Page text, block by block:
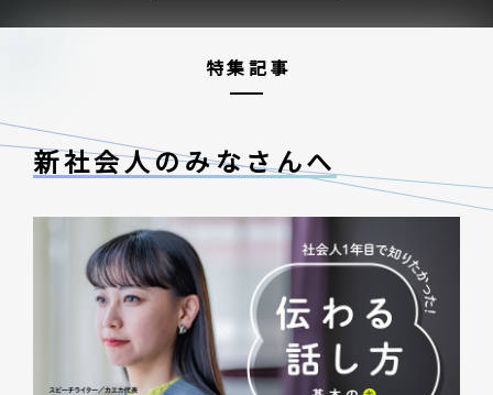
特集記事
新社会人のみなさんへ